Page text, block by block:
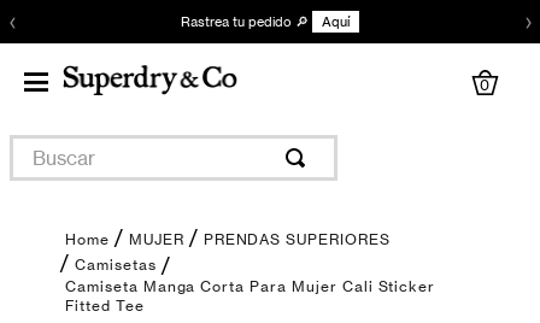
‹ Rastrea tu pedido 🔎 Aquí ›
0
Buscar
MUJER
PRENDAS SUPERIORES
Camisetas
Camiseta Manga Corta Para Mujer Cali Sticker
Fitted Tee